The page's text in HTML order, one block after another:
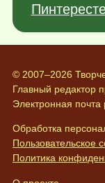
© 2007–2026
Главный редактор
Электронная почта
Обработка
Пользовательское
Политика